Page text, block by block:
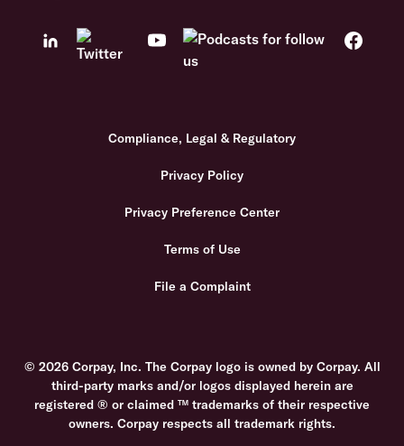
Compliance, Legal & Regulatory
Privacy Policy
Privacy Preference Center
Terms of Use
File a Complaint
© 2026 Corpay, Inc. The Corpay logo is owned by Corpay. All
third-party marks and/or logos displayed herein are
registered ® or claimed ™ trademarks of their respective
owners. Corpay respects all trademark rights.